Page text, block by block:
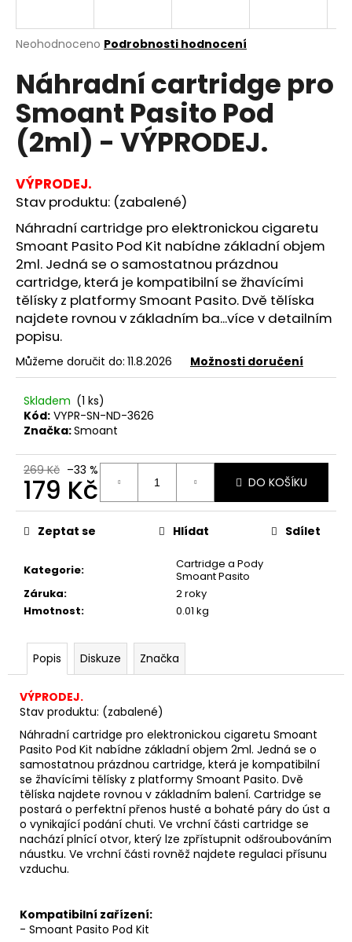
Průměrné
produktu
je
0,0
z
5
hvězdiček.
Neohodnoceno Podrobnosti hodnocení
Náhradní cartridge pro
Smoant Pasito Pod
(2ml) - VÝPRODEJ.
VÝPRODEJ.
Stav produktu: (zabalené)
Náhradní cartridge pro elektronickou cigaretu
Smoant Pasito Pod Kit nabídne základní objem
2ml. Jedná se o samostatnou prázdnou
cartridge, která je kompatibilní se žhavícími
tělísky z platformy Smoant Pasito. Dvě tělíska
najdete rovnou v základním ba...více v detailním
popisu.
Můžeme doručit do: 11.8.2026 Možnosti doručení
Skladem (1 ks)
Kód: VYPR-SN-ND-3626
Značka:Smoant
269 Kč –33 %
179 Kč
Měrná
cena:
DO KOŠÍKU
Kategorie:
Cartridge a Pody
Smoant Pasito
Záruka:
2 roky
Hmotnost: 0.01 kg
Zeptat se Hlídat Sdílet
Popis Diskuze Značka
VÝPRODEJ.
Stav produktu: (zabalené)
Náhradní cartridge pro elektronickou cigaretu Smoant
Pasito Pod Kit nabídne základní objem 2ml. Jedná se o
samostatnou prázdnou cartridge, která je kompatibilní
se žhavícími tělísky z platformy Smoant Pasito. Dvě
tělíska najdete rovnou v základním balení. Cartridge se
postará o perfektní přenos husté a bohaté páry do úst a
o vynikající podání chuti. Ve vrchní části cartridge se
nachází plnící otvor, který lze zpřístupnit odšroubováním
náustku. Ve vrchní části rovněž najdete regulaci přísunu
vzduchu.
Kompatibilní zařízení:
- Smoant Pasito Pod Kit
j
t
?
D
o
p
o
r
u
č
u
e
m
e
LOST
MARY
TP1000
META
ŽVÝKAČKA,
LIMONÁDA,
LESNÍ
169
Kč